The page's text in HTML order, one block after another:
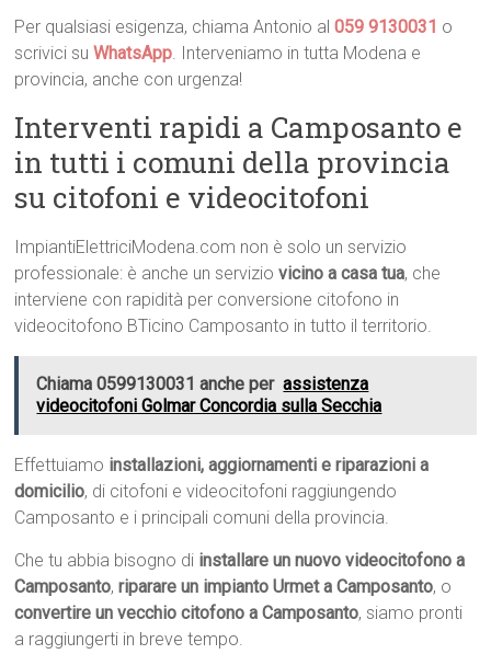
Per qualsiasi esigenza, chiama Antonio al059 9130031 o
scrivici suWhatsApp. Interveniamo in tutta Modena e
provincia, anche con urgenza!
Interventi rapidi a Camposanto e
in tutti i comuni della provincia
su citofoni e videocitofoni
ImpiantiElettriciModena.com non è solo un servizio
professionale: è anche un serviziovicino a casa tua, che
interviene con rapidità per conversione citofono in
videocitofono BTicino Camposanto in tutto il territorio.
Chiama 0599130031 anche per assistenza
videocitofoni Golmar Concordia sulla Secchia
Effettuiamo installazioni, aggiornamenti e riparazioni a
domicilio, di citofoni e videocitofoni raggiungendo
Camposanto e i principali comuni della provincia.
Che tu abbia bisogno di installare un nuovo videocitofono a
Camposanto,riparare un impianto Urmet a Camposanto, o
convertire un vecchio citofono a Camposanto, siamo pronti
a raggiungerti in breve tempo.